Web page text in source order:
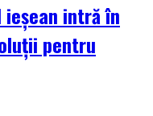
ieșean intră în
pentru